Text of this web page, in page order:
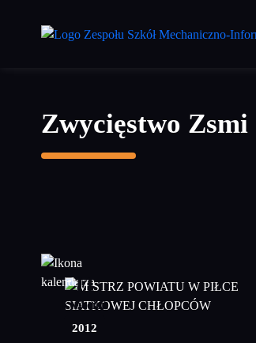
Zwycięstwo Zsmi
11
kwiecień
2012